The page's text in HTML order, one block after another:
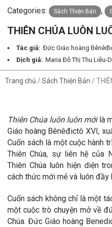
Categories: Sách Thiện Bản ,
THIÊN CHÚA LUÔN
Tác giả: Đức Giáo hoàng
Dịch giả: Maria Đỗ Thị Thu Liễu-
Trang chủ / Sách Thiện Bản /
Thiên Chúa luôn luôn mớilà
Giáo hoàng Bênêđictô XVI,
Cuốn sách là một cuộc hành
Thiên Chúa, sự liên hệ của
Thiên Chúa luôn hiện diện
cách thức mới mẻ và luôn đầy
Cuốn sách không chỉ là một
một cuộc trò chuyện mở về
Chúa. Đức Giáo hoàng